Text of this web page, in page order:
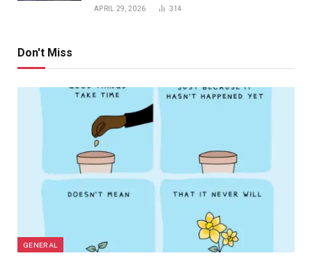
APRIL 29, 2026 314
Don't Miss
GENERAL